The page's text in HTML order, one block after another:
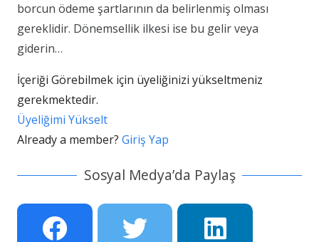
borcun ödeme şartlarının da belirlenmiş olması
gereklidir. Dönemsellik ilkesi ise bu gelir veya
giderin…
İçeriği Görebilmek için üyeliğinizi yükseltmeniz
gerekmektedir.
Üyeliğimi Yükselt
Already a member? Giriş Yap
Sosyal Medya’da Paylaş